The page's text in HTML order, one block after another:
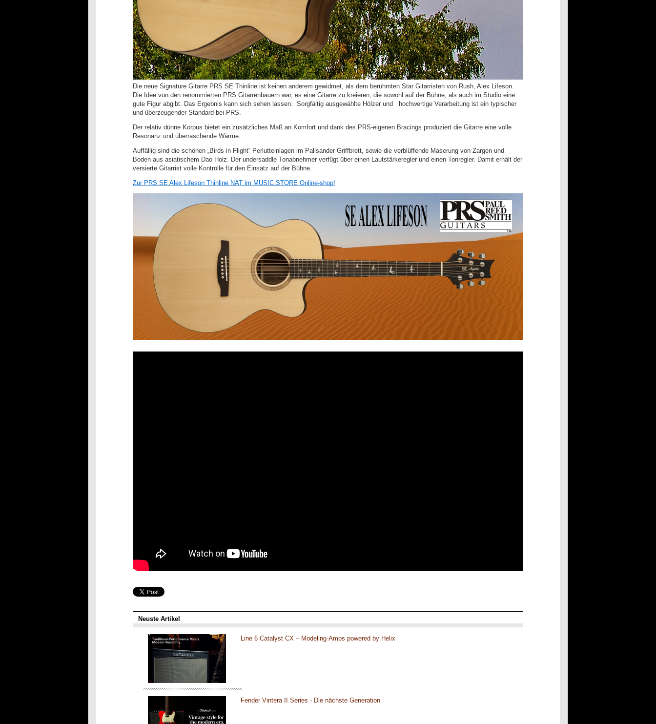
Die neue Signature Gitarre PRS SE Thinline ist keinen anderem gewidmet, als dem berühmten Star Gitarristen von Rush, Alex Lifeson.
Die Idee von den renommierten PRS Gitarrenbauern war, es eine Gitarre zu kreieren, die sowohl auf der Bühne, als auch im Studio eine
gute Figur abgibt. Das Ergebnis kann sich sehen lassen. Sorgfältig ausgewählte Hölzer und hochwertige Verarbeitung ist ein typischer
und überzeugender Standard bei PRS.
Der relativ dünne Korpus bietet ein zusätzliches Maß an Komfort und dank des PRS-eigenen Bracings produziert die Gitarre eine volle
Resonanz und überraschende Wärme.
Auffällig sind die schönen „Birds in Flight“ Perlutteinlagen im Palisander Griffbrett, sowie die verblüffende Maserung von Zargen und
Boden aus asiatischem Dao Holz. Der undersaddle Tonabnehmer verfügt über einen Lautstärkeregler und einen Tonregler. Damit erhält der
versierte Gitarrist volle Kontrolle für den Einsatz auf der Bühne.
Zur PRS SE Alex Lifeson Thinline NAT im MUSIC STORE Online-shop!
Neuste Artikel
Line 6 Catalyst CX – Modeling-Amps powered by Helix
Fender Vintera II Series - Die nächste Generation